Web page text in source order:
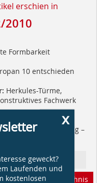
erschien in
2010
Formbarkeit
10 entschieden
Herkules-Türme,
Fachwerk
Betonkernaktivierung –
Bautechnik
Inhaltsverzeichnis
x
geweckt?
Laufenden und
kostenlosen